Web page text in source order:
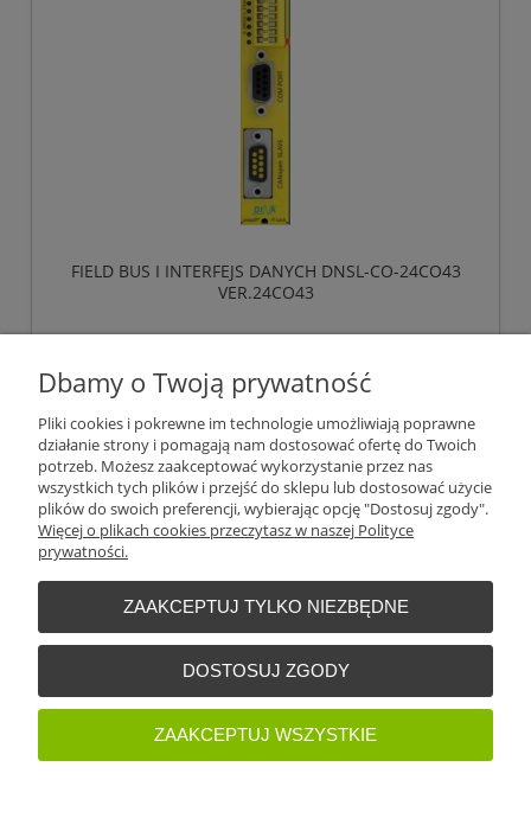
FIELD BUS I INTERFEJS DANYCH DNSL-CO-24CO43
VER.24CO43
bez 23% VAT i kosztów dostawy
Cena (EUR):643,50 €
do koszyka
Warunki zakupów
Moje konto
Informacje o sklepie
Dbamy o Twoją prywatność
Pliki cookies i pokrewne im technologie umożliwiają poprawne
działanie strony i pomagają nam dostosować ofertę do Twoich
potrzeb. Możesz zaakceptować wykorzystanie przez nas
wszystkich tych plików i przejść do sklepu lub dostosować użycie
plików do swoich preferencji, wybierając opcję "Dostosuj zgody".
Więcej o plikach cookies przeczytasz w naszej Polityce
prywatności.
ZAAKCEPTUJ TYLKO NIEZBĘDNE
DOSTOSUJ ZGODY
ZAAKCEPTUJ WSZYSTKIE